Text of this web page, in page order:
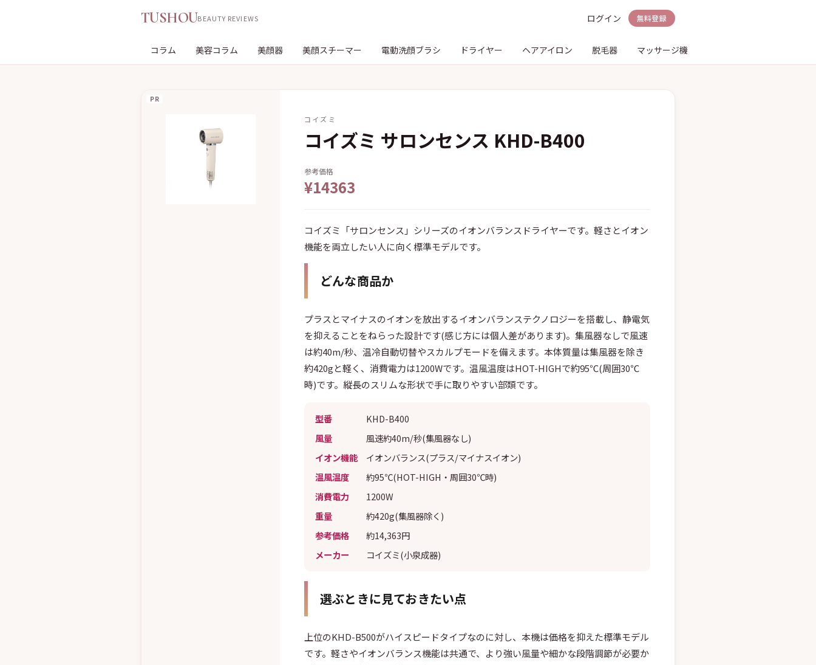
TUSHOUBEAUTY REVIEWS ログイン 無料登録
コラム 美容コラム 美顔器 美顔スチーマー 電動洗顔ブラシ ドライヤー ヘアアイロン 脱毛器 マッサージ機
PR
コイズミ
コイズミ サロンセンス KHD-B400
参考価格
¥14363
コイズミ「サロンセンス」シリーズのイオンバランスドライヤーです。軽さとイオン
機能を両立したい人に向く標準モデルです。
どんな商品か
プラスとマイナスのイオンを放出するイオンバランステクノロジーを搭載し、静電気
を抑えることをねらった設計です(感じ方には個人差があります)。集風器なしで風速
は約40m/秒、温冷自動切替やスカルプモードを備えます。本体質量は集風器を除き
約420gと軽く、消費電力は1200Wです。温風温度はHOT-HIGHで約95℃(周囲30℃
時)です。縦長のスリムな形状で手に取りやすい部類です。
型番
KHD-B400
風量
風速約40m/秒(集風器なし)
イオン機能
イオンバランス(プラス/マイナスイオン)
温風温度
約95℃(HOT-HIGH・周囲30℃時)
消費電力
1200W
重量
約420g(集風器除く)
参考価格
約14,363円
メーカー
コイズミ(小泉成器)
選ぶときに見ておきたい点
上位のKHD-B500がハイスピードタイプなのに対し、本機は価格を抑えた標準モデル
です。軽さやイオンバランス機能は共通で、より強い風量や細かな段階調節が必要か